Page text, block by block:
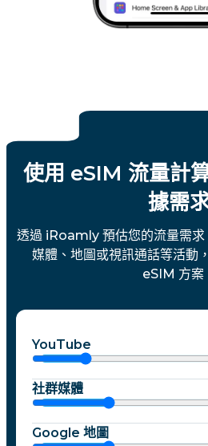
使用 eSIM 流量計
據需
透過 iRoamly 預估您的流量需
媒體、地圖或視訊通話等活動
eSIM 方案
YouTube
社群媒體
Google 地圖